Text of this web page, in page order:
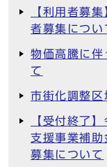
【利用者募
者募集につい
物価高騰に伴
て
市街化調整区
【受付終了
支援事業補助
募集について